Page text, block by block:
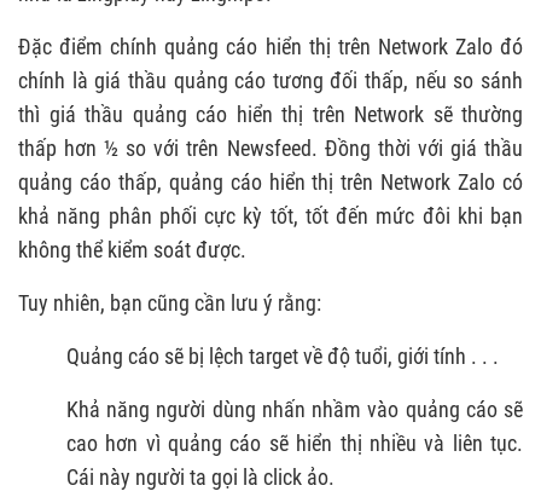
Đặc điểm chính quảng cáo hiển thị trên Network Zalo đó
chính là giá thầu quảng cáo tương đối thấp, nếu so sánh
thì giá thầu quảng cáo hiển thị trên Network sẽ thường
thấp hơn ½ so với trên Newsfeed. Đồng thời với giá thầu
quảng cáo thấp, quảng cáo hiển thị trên Network Zalo có
khả năng phân phối cực kỳ tốt, tốt đến mức đôi khi bạn
không thể kiểm soát được.
Tuy nhiên, bạn cũng cần lưu ý rằng:
Quảng cáo sẽ bị lệch target về độ tuổi, giới tính . . .
Khả năng người dùng nhấn nhầm vào quảng cáo sẽ
cao hơn vì quảng cáo sẽ hiển thị nhiều và liên tục.
Cái này người ta gọi là click ảo.